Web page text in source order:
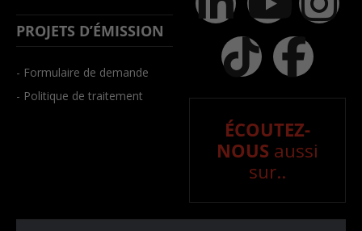
PROJETS D’ÉMISSION
- Formulaire de demande
- Politique de traitement
ÉCOUTEZ-
NOUS aussi
sur..